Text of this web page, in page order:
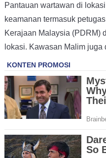
Pantauan wartawan di
keamanan termasuk
Kerajaan Malaysia (PDRM)
lokasi. Kawasan Malim juga